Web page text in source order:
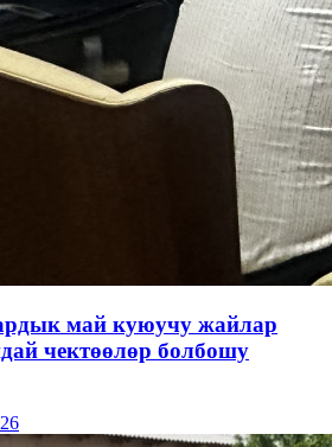
май куюучу жайлар
чектөөлөр болбошу